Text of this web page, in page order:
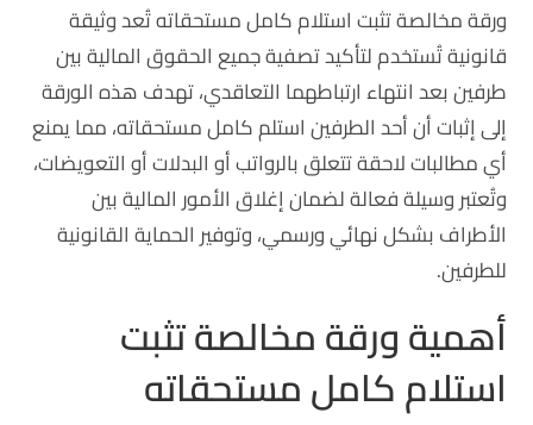
ورقة مخالصة تثبت استلام كامل مستحقاته تُعد وثيقة
قانونية تُستخدم لتأكيد تصفية جميع الحقوق المالية بين
طرفين بعد انتهاء ارتباطهما التعاقدي، تهدف هذه الورقة
إلى إثبات أن أحد الطرفين استلم كامل مستحقاته، مما يمنع
أي مطالبات لاحقة تتعلق بالرواتب أو البدلات أو التعويضات،
وتُعتبر وسيلة فعالة لضمان إغلاق الأمور المالية بين
الأطراف بشكل نهائي ورسمي، وتوفير الحماية القانونية
للطرفين.
أهمية ورقة مخالصة تثبت
استلام كامل مستحقاته